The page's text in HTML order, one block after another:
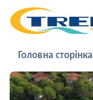
Головна сторінка